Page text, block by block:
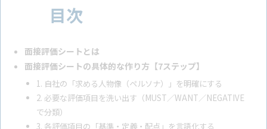
目次
面接評価シートとは
面接評価シートの具体的な作り方【7ステップ】
1. 自社の「求める人物像（ペルソナ）」を明確にする
2. 必要な評価項目を洗い出す（MUST／WANT／NEGATIVE
で分類）
3. 各評価項目の「基準・定義・配点」を言語化する